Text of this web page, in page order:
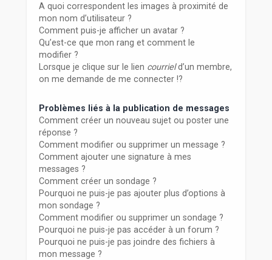
A quoi correspondent les images à proximité de
mon nom d’utilisateur ?
Comment puis-je afficher un avatar ?
Qu’est-ce que mon rang et comment le
modifier ?
Lorsque je clique sur le lien courrield’un membre,
on me demande de me connecter !?
Problèmes liés à la publication de messages
Comment créer un nouveau sujet ou poster une
réponse ?
Comment modifier ou supprimer un message ?
Comment ajouter une signature à mes
messages ?
Comment créer un sondage ?
Pourquoi ne puis-je pas ajouter plus d’options à
mon sondage ?
Comment modifier ou supprimer un sondage ?
Pourquoi ne puis-je pas accéder à un forum ?
Pourquoi ne puis-je pas joindre des fichiers à
mon message ?